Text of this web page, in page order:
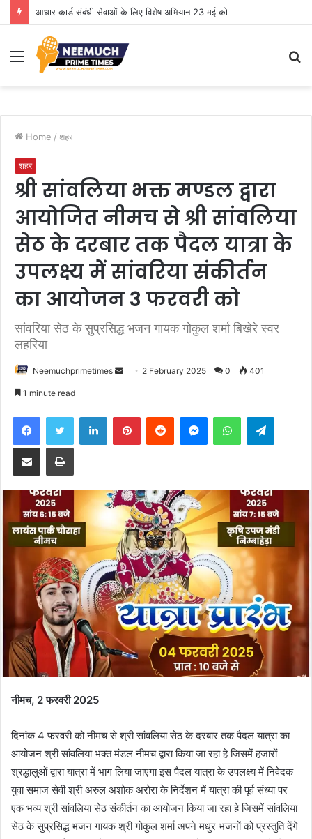
आधार कार्ड संबंधी सेवाओं के लिए विशेष अभियान 23 मई को
Menu
Home / शहर
शहर
श्री सांवलिया भक्त मण्डल द्वारा
आयोजित नीमच से श्री सांवलिया
सेठ के दरबार तक पैदल यात्रा के
उपलक्ष्य में सांवरिया संकीर्तन
का आयोजन 3 फरवरी को
सांवरिया सेठ के सुप्रसिद्ध भजन गायक गोकुल शर्मा बिखेरे स्वर
लहरिया
Neemuchprimetimes
Send 2 February 2025 0 401
1 minute read
FacebookTwitter LinkedInPinterestReddit MessengerWhatsApp
Share via Email Print
नीमच, 2 फरवरी 2025
दिनांक 4 फरवरी को नीमच से श्री सांवलिया सेठ के दरबार तक पैदल यात्रा का
आयोजन श्री सांवलिया भक्त मंडल नीमच द्वारा किया जा रहा हे जिसमें हजारों
श्रद्धालुओं द्वारा यात्रा में भाग लिया जाएगा इस पैदल यात्रा के उपलक्ष्य में निवेदक
युवा समाज सेवी श्री अरुल अशोक अरोरा के निर्देशन में यात्रा की पूर्व संध्या पर
एक भव्य श्री सांवलिया सेठ संकीर्तन का आयोजन किया जा रहा हे जिसमें सांवलिया
सेठ के सुप्रसिद्ध भजन गायक श्री गोकुल शर्मा अपने मधुर भजनों को प्रस्तुति देंगे